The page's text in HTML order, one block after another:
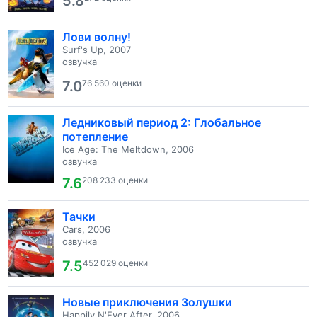
Лови волну!
Surf's Up, 2007
озвучка
7.076 560 оценки
Ледниковый период 2: Глобальное
потепление
Ice Age: The Meltdown, 2006
озвучка
7.6208 233 оценки
Тачки
Cars, 2006
озвучка
7.5452 029 оценки
Новые приключения Золушки